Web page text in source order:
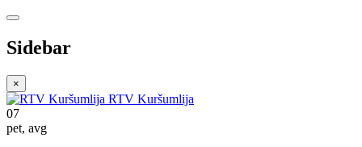
Sidebar
×
RTV Kuršumlija
07
pet, avg